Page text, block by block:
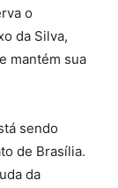
o
da Silva,
mantém sua
sendo
de Brasília.
da